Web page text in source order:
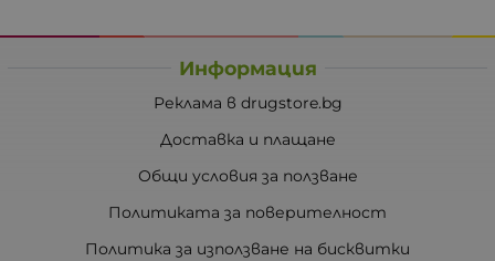
Информация
Реклама в drugstore.bg
Доставка и плащане
Общи условия за ползване
Политиката за поверителност
Политика за използване на бисквитки